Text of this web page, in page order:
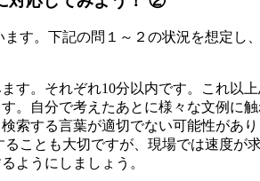
す。下記の問１～２の状況を想定し
す。それぞれ10分以内です。これ以
。自分で考えたあとに様々な文例に
索する言葉が適切でない可能性があ
ことも大切ですが、現場では速度が
ようにしましょう。